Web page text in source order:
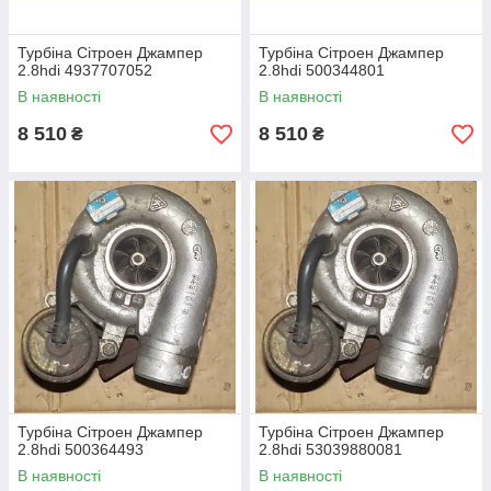
У нашому каталозі ви можете вибрати і купити
турбінуСітроен Джампер від фірмиGarrett,
BorgWarner, Mitsubishi, IHI
з наступними маркуванням,
53149707015, 454055-2, 1307679080, 4510552
2.0 hdi: K03-0611D5096935, 9636473280,
K03364732, 9636473280, 53039700061, 0375G7,
K03-364.732
2.2 hdi
: 9643350480, 53039880062,
Турбіна Сітроен Джампер
2.8hdi 4937707052
В наявності
8 510 ₴
Турбіна Сітроен Джампер
2.8hdi 500344801
В наявності
8 510 ₴
Турбіна Сітроен Джампер
2.8hdi 500364493
В наявності
Турбіна Сітроен Джампер
2.8hdi 53039880081
В наявності